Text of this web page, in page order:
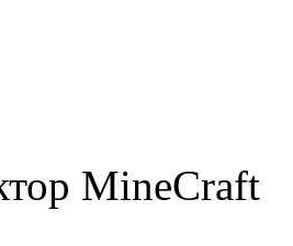
MineCraft